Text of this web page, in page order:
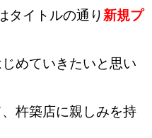
タイトルの通り 新規プ
めていきたいと思い
杵築店に親しみを持